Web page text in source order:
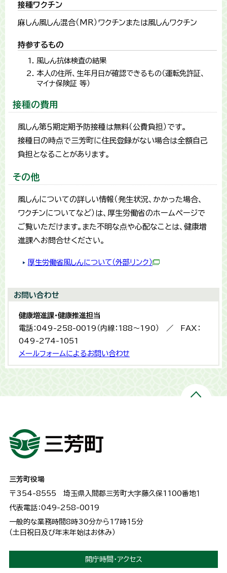
接種ワクチン
麻しん風しん混合（MR）ワクチンまたは風しんワクチン
持参するもの
風しん抗体検査の結果
本人の住所、生年月日が確認できるもの（運転免許証、
マイナ保険証 等）
接種の費用
風しん第５期定期予防接種は無料（公費負担）です。
接種日の時点で三芳町に住民登録がない場合は全額自己
負担となることがあります。
その他
風しんについての詳しい情報（発生状況、かかった場合、
ワクチンについてなど）は、厚生労働省のホームページで
ご覧いただけます。また不明な点や心配なことは、健康増
進課へお問合せください。
厚生労働省風しんについて（外部リンク）
お問い合わせ
健康増進課・健康推進担当
電話：049-258-0019（内線：188～190） ／ FAX：
049-274-1051
メールフォームによるお問い合わせ
三芳町役場
〒354-8555 埼玉県入間郡三芳町大字藤久保1100番地１
代表電話：049-258-0019
一般的な業務時間8時30分から17時15分
（土日祝日及び年末年始はお休み）
開庁時間・アクセス